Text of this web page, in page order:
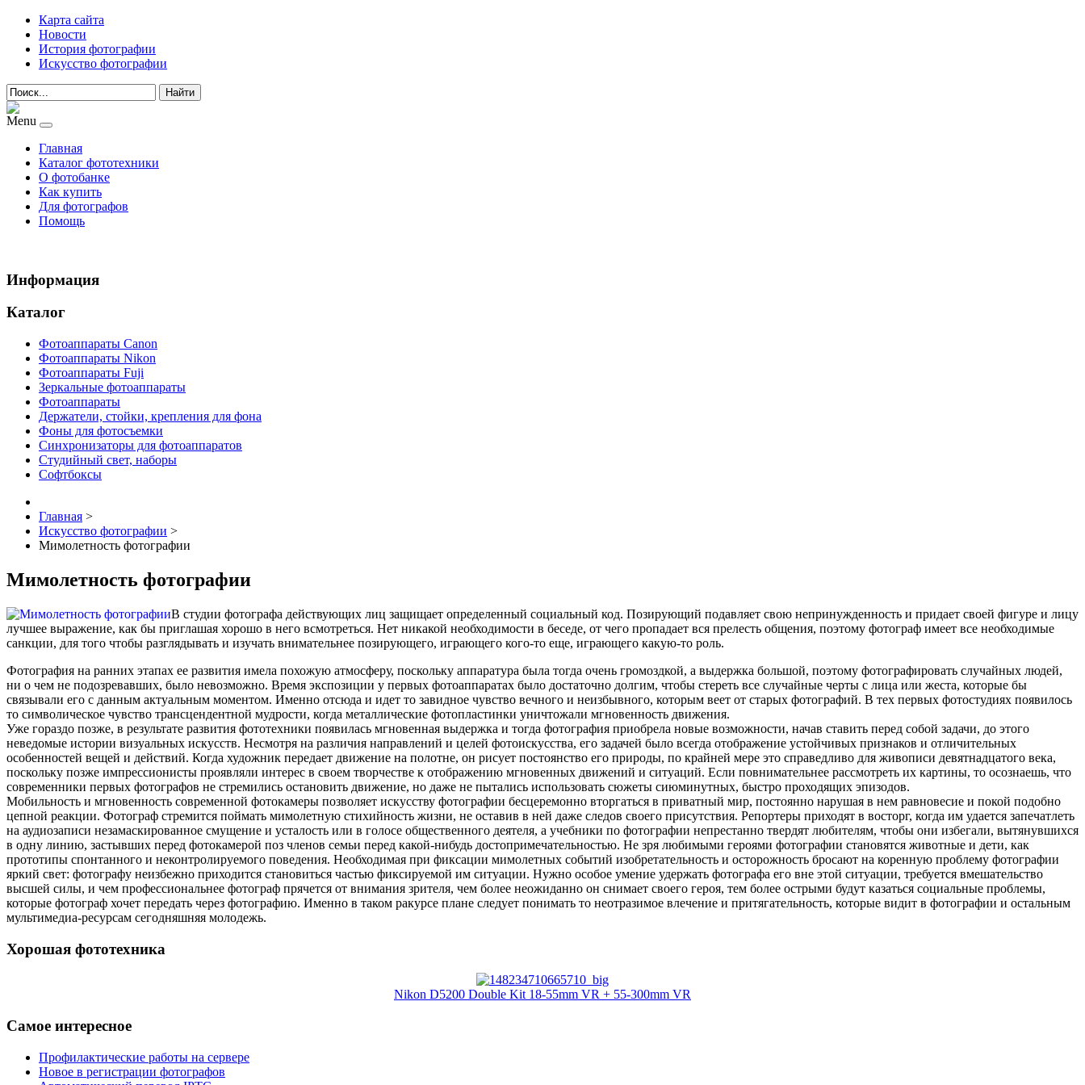
Карта сайта
Новости
История фотографии
Искусство фотографии
Найти
Menu
Главная
Каталог фототехники
О фотобанке
Как купить
Для фотографов
Помощь
Информация
Каталог
Фотоаппараты Canon
Фотоаппараты Nikon
Фотоаппараты Fuji
Зеркальные фотоаппараты
Фотоаппараты
Держатели, стойки, крепления для фона
Фоны для фотосъемки
Синхронизаторы для фотоаппаратов
Студийный свет, наборы
Софтбоксы
Главная >
Искусство фотографии >
Мимолетность фотографии
Мимолетность фотографии
В студии фотографа действующих лиц защищает определенный социальный код. Позирующий подавляет свою непринужденность и придает своей фигуре и лицу
лучшее выражение, как бы приглашая хорошо в него всмотреться. Нет никакой необходимости в беседе, от чего пропадает вся прелесть общения, поэтому фотограф имеет все необходимые
санкции, для того чтобы разглядывать и изучать внимательнее позирующего, играющего кого-то еще, играющего какую-то роль.
Фотография на ранних этапах ее развития имела похожую атмосферу, поскольку аппаратура была тогда очень громоздкой, а выдержка большой, поэтому фотографировать случайных людей,
ни о чем не подозревавших, было невозможно. Время экспозиции у первых фотоаппаратах было достаточно долгим, чтобы стереть все случайные черты с лица или жеста, которые бы
связывали его с данным актуальным моментом. Именно отсюда и идет то завидное чувство вечного и неизбывного, которым веет от старых фотографий. В тех первых фотостудиях появилось
то символическое чувство трансцендентной мудрости, когда металлические фотопластинки уничтожали мгновенность движения.
Уже гораздо позже, в результате развития фототехники появилась мгновенная выдержка и тогда фотография приобрела новые возможности, начав ставить перед собой задачи, до этого
неведомые истории визуальных искусств. Несмотря на различия направлений и целей фотоискусства, его задачей было всегда отображение устойчивых признаков и отличительных
особенностей вещей и действий. Когда художник передает движение на полотне, он рисует постоянство его природы, по крайней мере это справедливо для живописи девятнадцатого века,
поскольку позже импрессионисты проявляли интерес в своем творчестве к отображению мгновенных движений и ситуаций. Если повнимательнее рассмотреть их картины, то осознаешь, что
современники первых фотографов не стремились остановить движение, но даже не пытались использовать сюжеты сиюминутных, быстро проходящих эпизодов.
Мобильность и мгновенность современной фотокамеры позволяет искусству фотографии бесцеремонно вторгаться в приватный мир, постоянно нарушая в нем равновесие и покой подобно
цепной реакции. Фотограф стремится поймать мимолетную стихийность жизни, не оставив в ней даже следов своего присутствия. Репортеры приходят в восторг, когда им удается запечатлеть
на аудиозаписи незамаскированное смущение и усталость или в голосе общественного деятеля, а учебники по фотографии непрестанно твердят любителям, чтобы они избегали, вытянувшихся
в одну линию, застывших перед фотокамерой поз членов семьи перед какой-нибудь достопримечательностью. Не зря любимыми героями фотографии становятся животные и дети, как
прототипы спонтанного и неконтролируемого поведения. Необходимая при фиксации мимолетных событий изобретательность и осторожность бросают на коренную проблему фотографии
яркий свет: фотографу неизбежно приходится становиться частью фиксируемой им ситуации. Нужно особое умение удержать фотографа его вне этой ситуации, требуется вмешательство
высшей силы, и чем профессиональнее фотограф прячется от внимания зрителя, чем более неожиданно он снимает своего героя, тем более острыми будут казаться социальные проблемы,
которые фотограф хочет передать через фотографию. Именно в таком ракурсе плане следует понимать то неотразимое влечение и притягательность, которые видит в фотографии и остальным
мультимедиа-ресурсам сегодняшняя молодежь.
Хорошая фототехника
Nikon D5200 Double Kit 18-55mm VR + 55-300mm VR
Самое интересное
Профилактические работы на сервере
Новое в регистрации фотографов